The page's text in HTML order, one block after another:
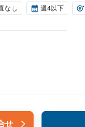
なし 週4以下
せ